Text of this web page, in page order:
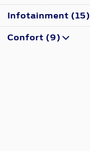
Infotainment (15)
Confort (9)